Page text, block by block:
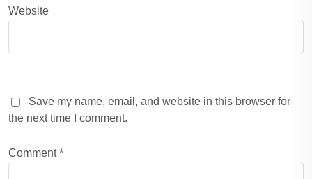
Website
Save my name, email, and website in this browser for
the next time I comment.
Comment*